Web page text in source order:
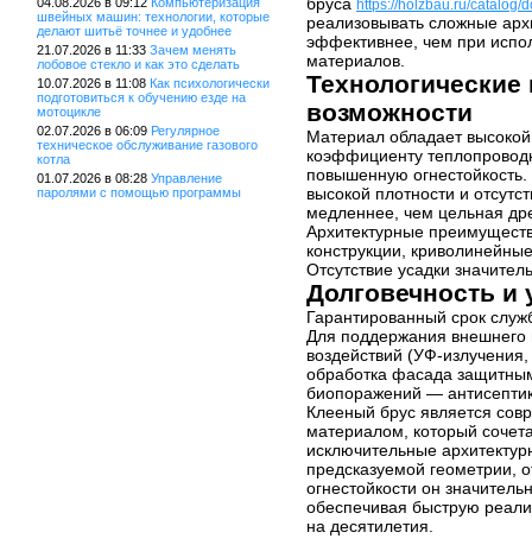
швейных машин: технологии, которые
делают шитьё точнее и удобнее
21.07.2026 в 11:33 Зачем менять
лобовое стекло и как это сделать
10.07.2026 в 11:08 Как психологически
подготовиться к обучению езде на
мотоцикле
02.07.2026 в 06:09 Регулярное
техническое обслуживание газового
котла
01.07.2026 в 08:28 Управление
паролями с помощью программы
https://holzbau.ru/catalog/
реализовывать сложные
эффективнее, чем при
материалов.
возможности
Материал обладает
коэффициенту
повышенную огнестойкость.
высокой плотности и
медленнее, чем цельная
Архитектурные
конструкции,
Отсутствие усадки
Долговечность и
Гарантированный срок
Для поддержания
воздействий (УФ-
обработка фасада
биопоражений —
Клееный брус является
материалом, который
исключительные
предсказуемой геометрии,
огнестойкости он
обеспечивая быструю
на десятилетия.